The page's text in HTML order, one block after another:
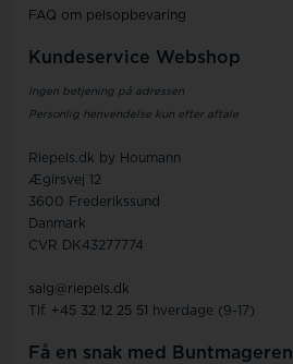
FAQ om pelsopbevaring
Kundeservice Webshop
Ingen betjening på adressen
Personlig henvendelse kun efter aftale
Riepels.dk by Houmann
Ægirsvej 12
3600 Frederikssund
Danmark
CVR DK43277774
salg@riepels.dk
Tlf. +45 32 12 25 51 hverdage (9-17)
Få en snak med Buntmageren